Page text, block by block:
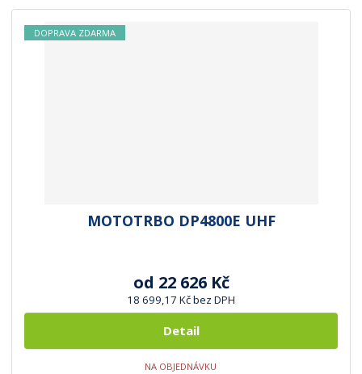
DOPRAVA ZDARMA
MOTOTRBO DP4800E UHF
od 22 626 Kč
18 699,17 Kč bez DPH
Detail
NA OBJEDNÁVKU